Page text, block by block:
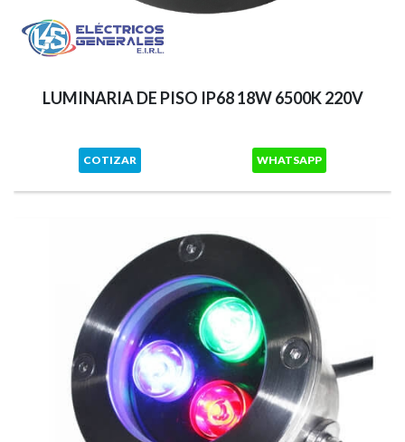
LUMINARIA DE PISO IP68 18W 6500K 220V
COTIZAR WHATSAPP